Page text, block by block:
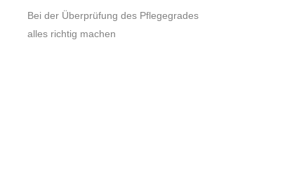
Bei der Überprüfung des Pflegegrades
alles richtig machen